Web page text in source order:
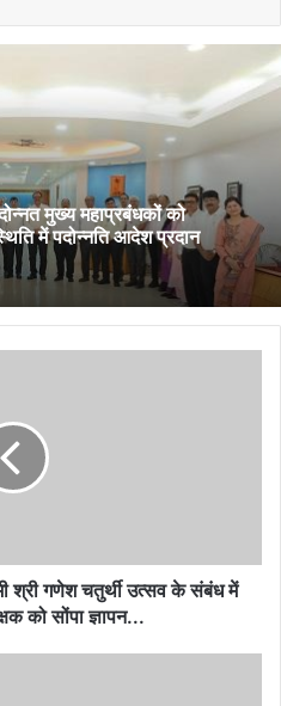
मुख्य महाप्रबंधकों को
में पदोन्नति आदेश प्रदान
श्री गणेश चतुर्थी उत्सव के संबंध में
को सोंपा ज्ञापन...